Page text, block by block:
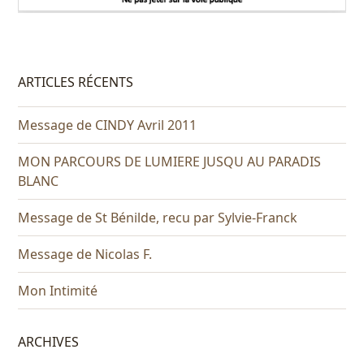
ARTICLES RÉCENTS
Message de CINDY Avril 2011
MON PARCOURS DE LUMIERE JUSQU AU PARADIS
BLANC
Message de St Bénilde, recu par Sylvie-Franck
Message de Nicolas F.
Mon Intimité
ARCHIVES